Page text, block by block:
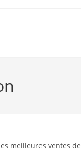
meilleures ventes de